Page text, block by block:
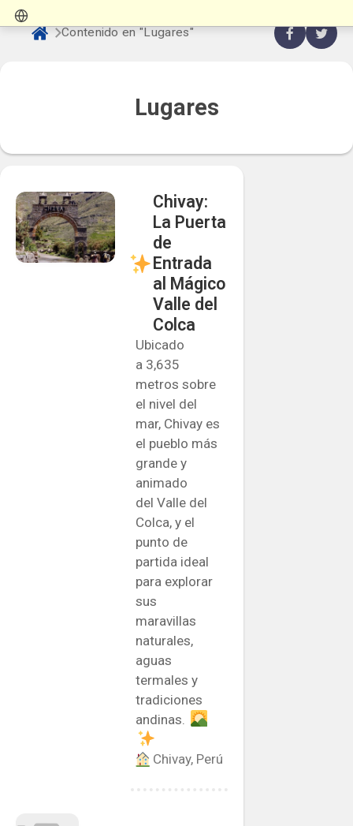
Contenido en "Lugares"
Lugares
Chivay:
La Puerta
de
Entrada
al Mágico
Valle del
Colca
Ubicado
a 3,635
metros sobre
el nivel del
mar, Chivay es
el pueblo más
grande y
animado
del Valle del
Colca, y el
punto de
partida ideal
para explorar
sus
maravillas
naturales,
aguas
termales y
tradiciones
andinas.
Chivay, Perú